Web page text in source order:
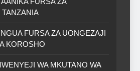
FURSA ZA UONGEZAJI
KOROSHO
WA MKUTANO WA